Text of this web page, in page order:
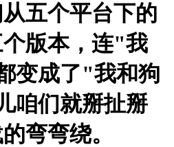
五个平台下的
版本，连"我
变成了"我和狗
咱们就掰扯掰
弯弯绕。